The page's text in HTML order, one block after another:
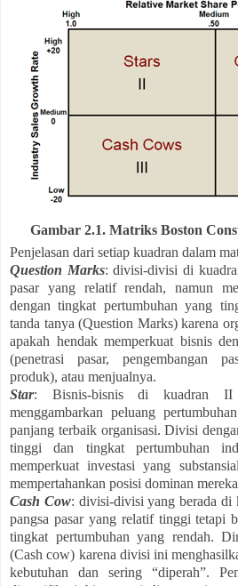
Gambar 2.1. Matriks Boston
Penjelasan dari setiap kuadran dalam
Question Marks: divisi-divisi di
pasar yang relatif rendah, namun
dengan tingkat pertumbuhan yang
tanda tanya (Question Marks) karena
apakah hendak memperkuat bisnis
(penetrasi pasar, pengembangan
produk), atau menjualnya.
Star: Bisnis-bisnis di kuadran II
menggambarkan peluang
panjang terbaik organisasi. Divisi
tinggi dan tingkat pertumbuhan
memperkuat investasi yang
mempertahankan posisi dominan
Cash Cow: divisi-divisi yang berada
pangsa pasar yang relatif tinggi tetapi
tingkat pertumbuhan yang rendah.
(Cash cow) karena divisi ini
kebutuhan dan sering “diperah”.